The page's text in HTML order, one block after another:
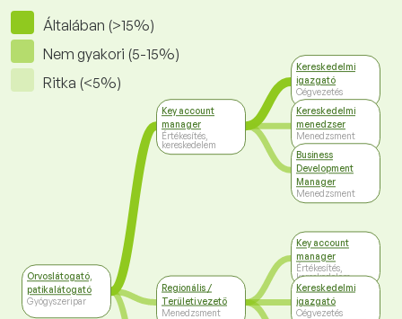
Általában (>15%)
Nem gyakori (5-15%)
Ritka (<5%)
Orvoslátogató,
patikalátogató
Gyógyszeripar
Key account
manager
Értékesítés,
kereskedelem
Regionális /
Területi vezető
Menedzsment
Kereskedelmi
igazgató
Cégvezetés
Kereskedelmi
menedzser
Menedzsment
Business
Development
Manager
Menedzsment
Key account
manager
Értékesítés,
kereskedelem
Kereskedelmi
igazgató
Cégvezetés